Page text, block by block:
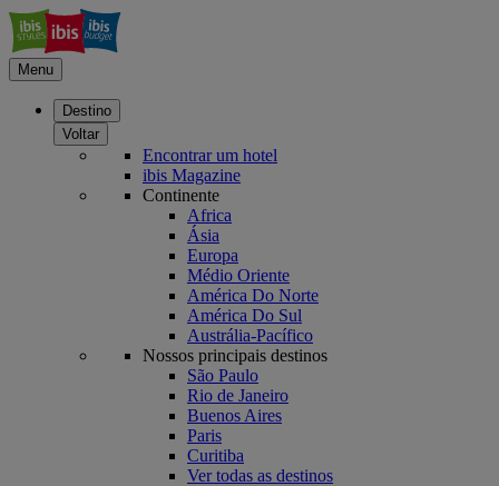
Menu
Destino
Voltar
Encontrar um hotel
ibis Magazine
Continente
Africa
Ásia
Europa
Médio Oriente
América Do Norte
América Do Sul
Austrália-Pacífico
Nossos principais destinos
São Paulo
Rio de Janeiro
Buenos Aires
Paris
Curitiba
Ver todas as destinos